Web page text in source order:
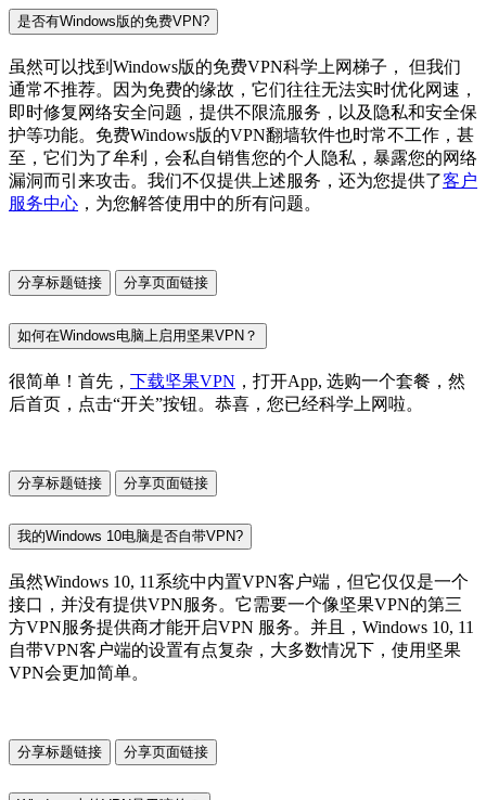
是否有Windows版的免费VPN?
虽然可以找到Windows版的免费VPN科学上网梯子， 但我们
通常不推荐。因为免费的缘故，它们往往无法实时优化网速，
即时修复网络安全问题，提供不限流服务，以及隐私和安全保
护等功能。免费Windows版的VPN翻墙软件也时常不工作，甚
至，它们为了牟利，会私自销售您的个人隐私，暴露您的网络
漏洞而引来攻击。我们不仅提供上述服务，还为您提供了客户
服务中心 ，为您解答使用中的所有问题。
分享标题链接 分享页面链接
如何在Windows电脑上启用坚果VPN？
很简单！首先， 下载坚果VPN ，打开App, 选购一个套餐，然
后首页，点击“开关”按钮。恭喜，您已经科学上网啦。
分享标题链接 分享页面链接
我的Windows 10电脑是否自带VPN?
虽然Windows 10, 11系统中内置VPN客户端，但它仅仅是一个
接口，并没有提供VPN服务。它需要一个像坚果VPN的第三
方VPN服务提供商才能开启VPN 服务。并且，Windows 10, 11
自带VPN客户端的设置有点复杂，大多数情况下，使用坚果
VPN会更加简单。
分享标题链接 分享页面链接